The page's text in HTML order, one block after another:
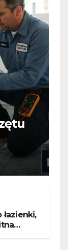
łazienki,